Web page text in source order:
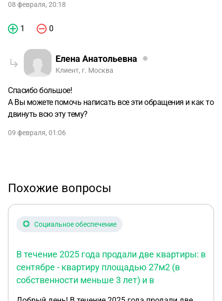
08 февраля, 20:18
1 0
Елена Анатольевна
Клиент, г. Москва
Спасибо большое!
А Вы можете помочь написать все эти обращения и как то
двинуть всю эту тему?
09 февраля, 01:06
Похожие вопросы
Социальное обеспечение
В течение 2025 года продали две квартиры: в
сентябре - квартиру площадью 27м2 (в
собственности меньше 3 лет) и в